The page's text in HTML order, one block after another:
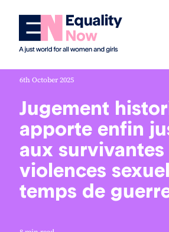
6th October 2025
Jugement
apporte enfin
aux survivantes
violences
temps de